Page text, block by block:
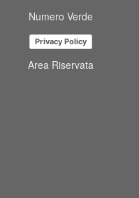
Numero Verde
Privacy Policy
Area Riservata